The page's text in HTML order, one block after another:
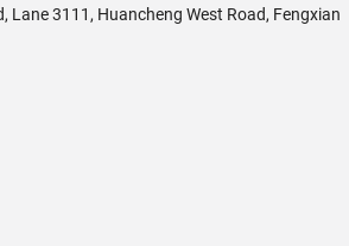
Lane 3111, Huancheng West Road, Fengxian